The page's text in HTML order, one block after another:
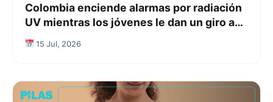
Colombia enciende alarmas por radiación
UV mientras los jóvenes le dan un giro a
su relación con el protector solar
15 Jul, 2026